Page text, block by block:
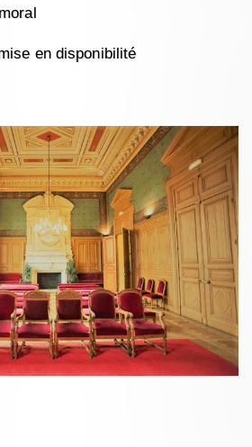
en disponibilité